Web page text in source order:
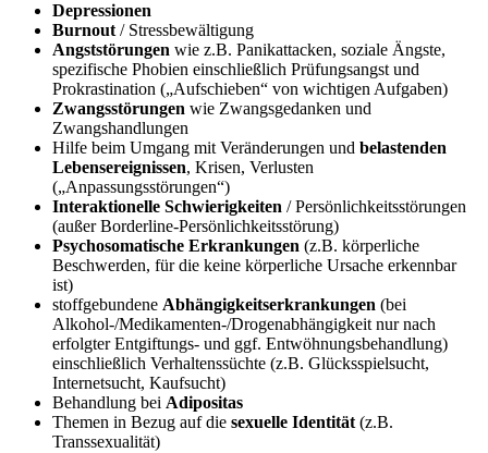
Depressionen
Burnout / Stressbewältigung
Angststörungen wie z.B. Panikattacken, soziale Ängste,
spezifische Phobien einschließlich Prüfungsangst und
Prokrastination („Aufschieben“ von wichtigen Aufgaben)
Zwangsstörungen wie Zwangsgedanken und
Zwangshandlungen
Hilfe beim Umgang mit Veränderungen und belastenden
Lebensereignissen, Krisen, Verlusten
(„Anpassungsstörungen“)
Interaktionelle Schwierigkeiten / Persönlichkeitsstörungen
(außer Borderline-Persönlichkeitsstörung)
Psychosomatische Erkrankungen (z.B. körperliche
Beschwerden, für die keine körperliche Ursache erkennbar
ist)
stoffgebundene Abhängigkeitserkrankungen (bei
Alkohol-/Medikamenten-/Drogenabhängigkeit nur nach
erfolgter Entgiftungs- und ggf. Entwöhnungsbehandlung)
einschließlich Verhaltenssüchte (z.B. Glücksspielsucht,
Internetsucht, Kaufsucht)
Behandlung bei Adipositas
Themen in Bezug auf die sexuelle Identität (z.B.
Transsexualität)